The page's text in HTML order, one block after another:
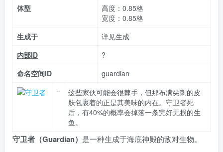
体型
高度：0.85格
宽度：0.85格
生成于
详见生成
内部ID
?
命名空间ID
guardian
“
这些家伙可能会很棘手，但那布满尖刺的皮
肤包裹着的正是其美味的内在。守卫者死
后，有40%的概率会掉落一条完好无损的生
鱼。
守卫者（Guardian） 是一种生成于海底神殿的敌对生物。